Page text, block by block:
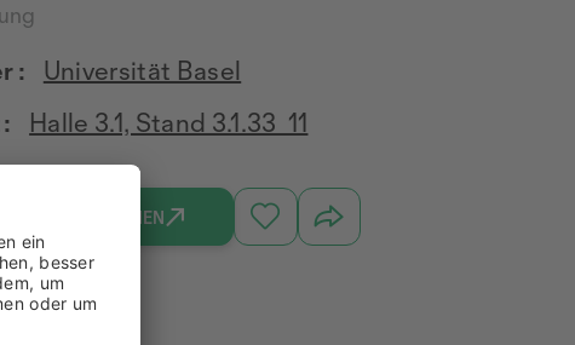
:
Universität Basel
Halle 3.1, Stand 3.1.33_11
INFORMATIONEN